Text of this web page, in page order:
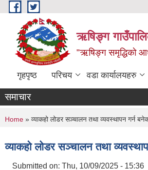
Skip to main content
ऋषिङ्ग
"ऋषिङ्ग समृद्धिको
गृहपृष्ठ परिचय वडा कार्यालयहरु
समाचार
You are here
Home » व्याकहो लोडर सञ्चालन तथा व्यवस्थापन गर्न
व्याकहो लोडर सञ्चालन तथा
Submitted on: Thu, 10/09/2025 - 15:36